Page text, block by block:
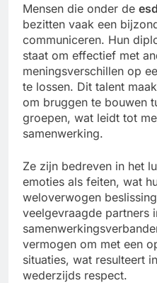
Mensen die onder de
bezitten vaak een
communiceren. Hun
staat om effectief met
meningsverschillen op
te lossen. Dit talent
om bruggen te bouwen
groepen, wat leidt tot
samenwerking.
Ze zijn bedreven in het
emoties als feiten, wat
weloverwogen
veelgevraagde partners
vermogen om met een
situaties, wat resulteert in
wederzijds respect.